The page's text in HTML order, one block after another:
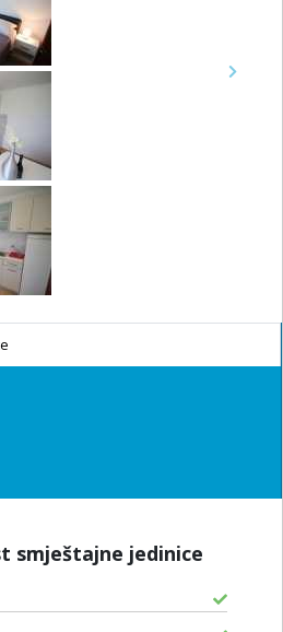
Next
smještajne jedinice